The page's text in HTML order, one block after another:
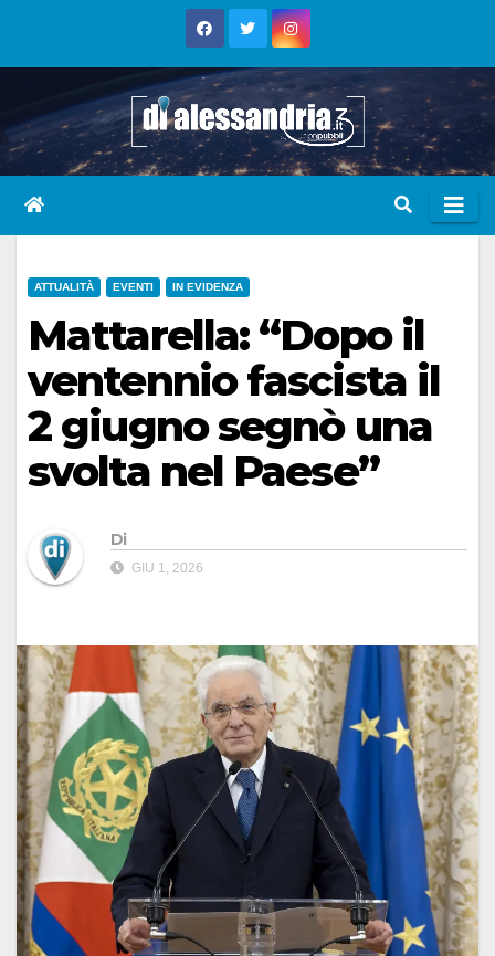
ATTUALITÀ EVENTI IN EVIDENZA
Mattarella: “Dopo il
ventennio fascista il
2 giugno segnò una
svolta nel Paese”
Di
GIU 1, 2026